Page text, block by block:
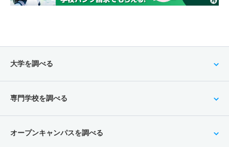
大学を調べる
専門学校を調べる
オープンキャンパスを調べる